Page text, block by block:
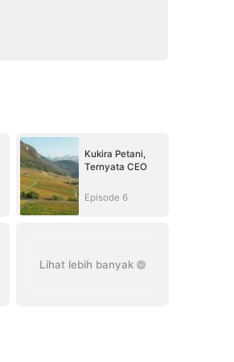
Kukira Petani,
Ternyata CEO
Episode 6
Lihat lebih banyak